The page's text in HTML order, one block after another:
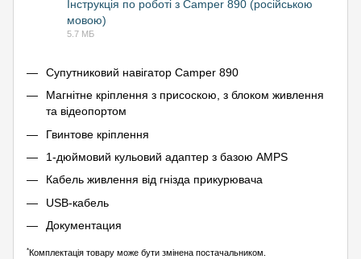
Інструкція по роботі з Camper 890 (російською
мовою)
5.7 МБ
Супутниковий навігатор Camper 890
Магнітне кріплення з присоскою, з блоком живлення
та відеопортом
Гвинтове кріплення
1-дюймовий кульовий адаптер з базою AMPS
Кабель живлення від гнізда прикурювача
USB-кабель
Документация
* Комплектація товару може бути змінена постачальником.